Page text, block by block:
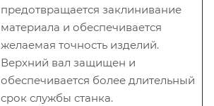
предотвращается заклинивание
материала и обеспечивается
желаемая точность изделий.
Верхний вал защищен и
обеспечивается более длительный
срок службы станка.